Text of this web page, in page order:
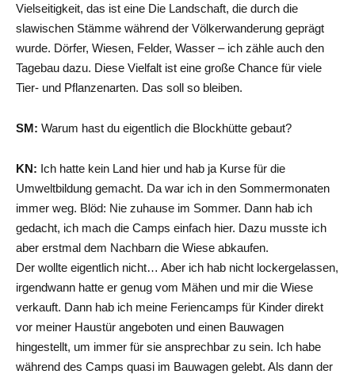
Vielseitigkeit, das ist eine Die Landschaft, die durch die
slawischen Stämme während der Völkerwanderung geprägt
wurde. Dörfer, Wiesen, Felder, Wasser – ich zähle auch den
Tagebau dazu. Diese Vielfalt ist eine große Chance für viele
Tier- und Pflanzenarten. Das soll so bleiben.
SM: Warum hast du eigentlich die Blockhütte gebaut?
KN: Ich hatte kein Land hier und hab ja Kurse für die
Umweltbildung gemacht. Da war ich in den Sommermonaten
immer weg. Blöd: Nie zuhause im Sommer. Dann hab ich
gedacht, ich mach die Camps einfach hier. Dazu musste ich
aber erstmal dem Nachbarn die Wiese abkaufen.
Der wollte eigentlich nicht… Aber ich hab nicht lockergelassen,
irgendwann hatte er genug vom Mähen und mir die Wiese
verkauft. Dann hab ich meine Feriencamps für Kinder direkt
vor meiner Haustür angeboten und einen Bauwagen
hingestellt, um immer für sie ansprechbar zu sein. Ich habe
während des Camps quasi im Bauwagen gelebt. Als dann der